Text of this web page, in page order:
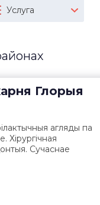
Услуга
Глорыя
агляды па
Хірургічная
Сучаснае